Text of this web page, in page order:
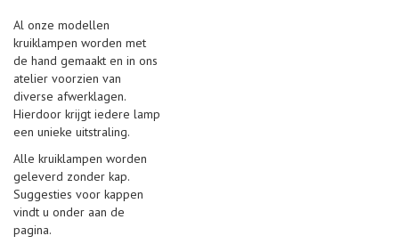
van
de
afbeeldingen-
gallerij
Al onze modellen
kruiklampen worden met
de hand gemaakt en in ons
atelier voorzien van
diverse afwerklagen.
Hierdoor krijgt iedere lamp
een unieke uitstraling.
Alle kruiklampen worden
geleverd zonder kap.
Suggesties voor kappen
vindt u onder aan de
pagina.